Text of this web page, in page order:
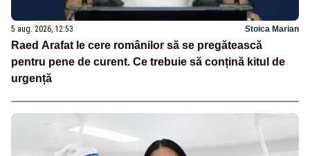
5 aug. 2026, 12:53 Stoica Marian
Raed Arafat le cere românilor să se pregătească
pentru pene de curent. Ce trebuie să conțină kitul de
urgență